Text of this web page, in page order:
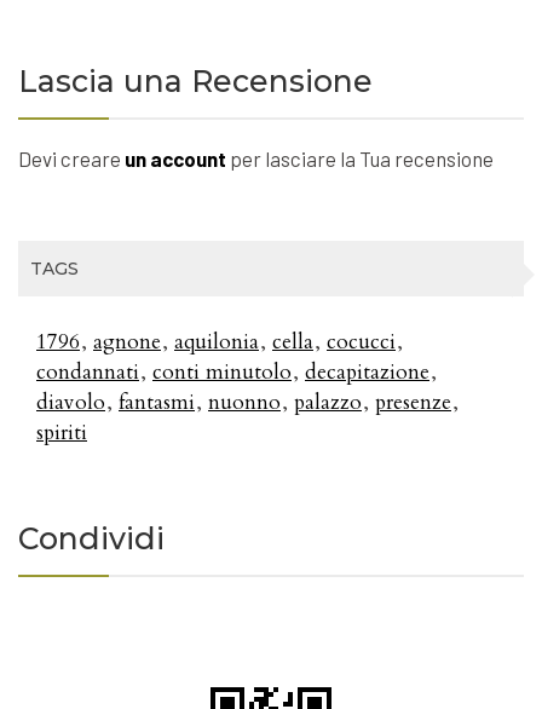
Lascia una Recensione
Devi creare un account per lasciare la Tua recensione
TAGS
1796 agnone aquilonia cella cocucci
condannati conti minutolo decapitazione
diavolo fantasmi nuonno palazzo presenze
spiriti
Condividi